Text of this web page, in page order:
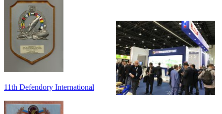
11th Defendory International